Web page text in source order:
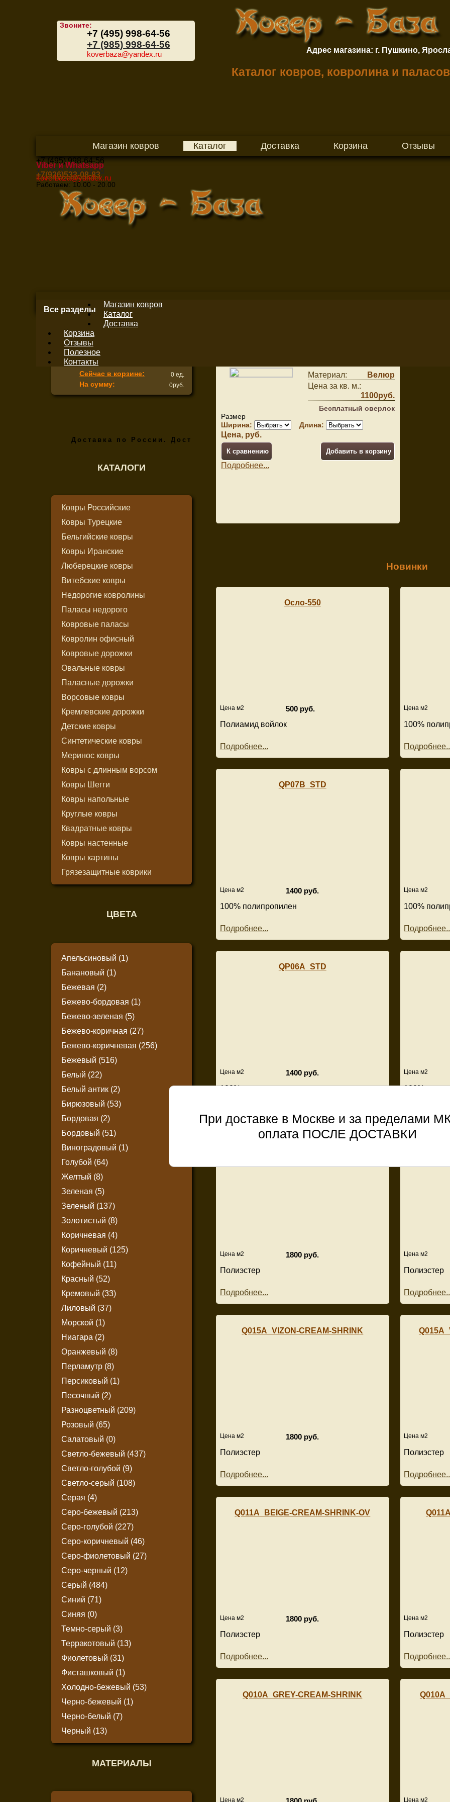
+7 (495) 998-64-56
+7 (985) 998-64-56
koverbaza@yandex.ru
Звоните:
Адрес магазина: г. Пушкино,
Каталог ковров, ковролина и паласов
Магазин ковров Каталог Доставка Корзина Отзывы
+7 (495) 998-64-56
+7 (985) 998-64-56
koverbaza@yandex.ru
Viber и Whatsapp
+7(926)533-08-83
Работаем: 10.00 - 20.00
Все разделы
Магазин ковров
Каталог
Доставка
Корзина
Отзывы
Полезное
Контакты
Сейчас в корзине: 0 ед.
На сумму: 0руб.
КАТАЛОГИ
Ковры Российские
Ковры Турецкие
Бельгийские ковры
Ковры Иранские
Люберецкие ковры
Витебские ковры
Недорогие ковролины
Паласы недорого
Ковровые паласы
Ковролин офисный
Ковровые дорожки
Овальные ковры
Паласные дорожки
Ворсовые ковры
Кремлевские дорожки
Детские ковры
Синтетические ковры
Меринос ковры
Ковры с длинным ворсом
Ковры Шегги
Ковры напольные
Круглые ковры
Квадратные ковры
Ковры настенные
Ковры картины
Грязезащитные коврики
Доставка по России. Доставка по Москве
ЦВЕТА
Апельсиновый (1)
Банановый (1)
Бежевая (2)
Бежево-бордовая (1)
Бежево-зеленая (5)
Бежево-коричная (27)
Бежево-коричневая (256)
Бежевый (516)
Белый (22)
Белый антик (2)
Бирюзовый (53)
Бордовая (2)
Бордовый (51)
Виноградовый (1)
Голубой (64)
Желтый (8)
Зеленая (5)
Зеленый (137)
Золотистый (8)
Коричневая (4)
Коричневый (125)
Кофейный (11)
Красный (52)
Кремовый (33)
Лиловый (37)
Морской (1)
Ниагара (2)
Оранжевый (8)
Перламутр (8)
Персиковый (1)
Песочный (2)
Разноцветный (209)
Розовый (65)
Салатовый (0)
Светло-бежевый (437)
Светло-голубой (9)
Светло-серый (108)
Серая (4)
Серо-бежевый (213)
Серо-голубой (227)
Серо-коричневый (46)
Серо-фиолетовый (27)
Серо-черный (12)
Серый (484)
Синий (71)
Синяя (0)
Темно-серый (3)
Терракотовый (13)
Фиолетовый (31)
Фисташковый (1)
Холодно-бежевый (53)
Черно-бежевый (1)
Черно-белый (7)
Черный (13)
МАТЕРИАЛЫ
К сравнению
Материал:
Велюр
Цена за кв. м.:
1100руб.
Бесплатный оверлок
Размер
Ширина:
Длина:
Цена, руб.
Подробнее...
Новинки
Осло-550
Цена м2
500 руб.
Полиамид войлок
Подробнее...
Цена м2
100%
QP07B_STD
Цена м2
1400 руб.
100% полипропилен
Подробнее...
Цена м2
100%
QP06A_STD
Цена м2
1400 руб.
100% полипропилен
Цена м2
100%
Цена м2
1800 руб.
Полиэстер
Подробнее...
Цена м2
Полиэстер
Q015A_VIZON-CREAM-SHRINK
Цена м2
1800 руб.
Полиэстер
Подробнее...
Цена м2
Полиэстер
Q011A_BEIGE-CREAM-SHRINK-OV
Цена м2
1800 руб.
Полиэстер
Подробнее...
Цена м2
Полиэстер
Q010A_GREY-CREAM-SHRINK
Цена м2 Цена м2
При доставке в Москве и за пределами
оплата ПОСЛЕ ДОСТАВКИ